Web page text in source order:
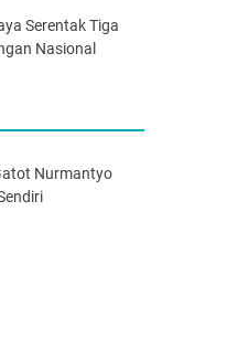
Serentak Tiga
Nasional
Nurmantyo